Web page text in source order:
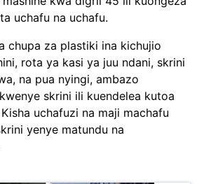
uchafu na uchafu.
chupa za plastiki ina kichujio
rota ya kasi ya juu ndani, skrini
na pua nyingi, ambazo
skrini ili kuendelea kutoa
uchafuzi na maji machafu
yenye matundu na